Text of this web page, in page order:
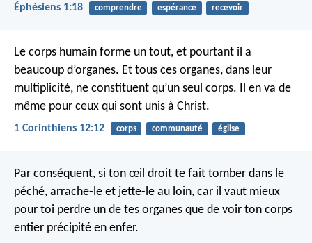
Éphésiens 1:18 comprendre espérance recevoir
Le corps humain forme un tout, et pourtant il a
beaucoup d’organes. Et tous ces organes, dans leur
multiplicité, ne constituent qu’un seul corps. Il en va de
même pour ceux qui sont unis à Christ.
1 Corinthiens 12:12 corps communauté église
Par conséquent, si ton œil droit te fait tomber dans le
péché, arrache-le et jette-le au loin, car il vaut mieux
pour toi perdre un de tes organes que de voir ton corps
entier précipité en enfer.